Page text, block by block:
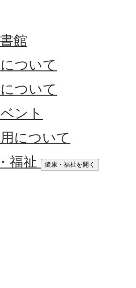
館
ついて
ついて
ント
について
福祉
健康・福祉を開く